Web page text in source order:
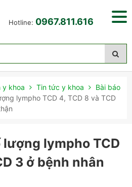
Hotline: 0967.811.616
y khoa Tin tức y khoa
Bài báo
lympho TCD 4, TCD 8 và TCD
lympho TCD
3 ở bệnh nhân